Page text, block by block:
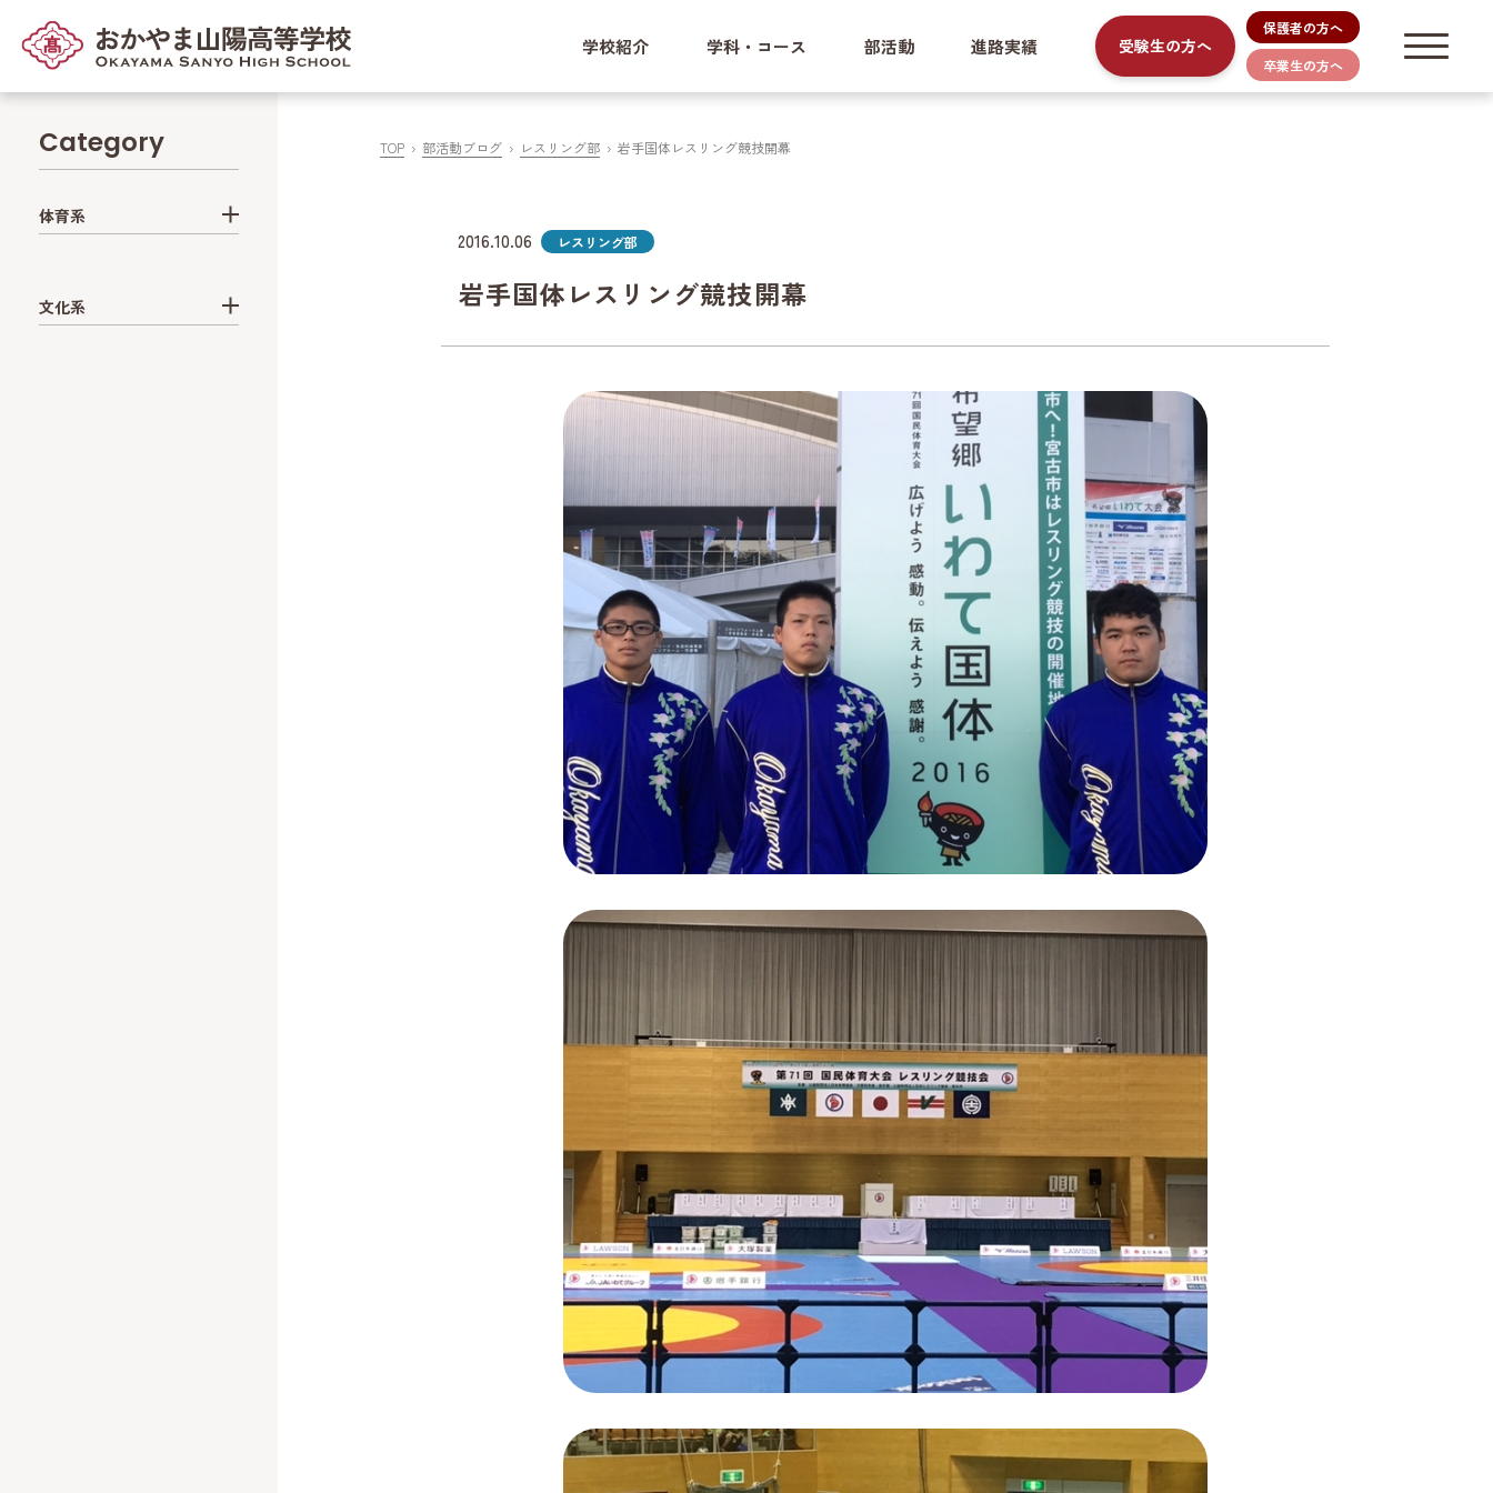
学校紹介 学科・コース 部活動 進路実績 受験生の方へ
保護者の方へ
卒業生の方へ
TOP 部活動ブログ レスリング部 岩手国体レスリング競技開幕
2016.10.06 レスリング部
岩手国体レスリング競技開幕
Category
体育系
文化系